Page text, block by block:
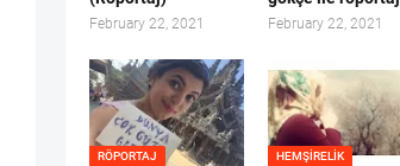
February 22, 2021 February 22, 2021
RÖPORTAJ HEMŞIRELIK